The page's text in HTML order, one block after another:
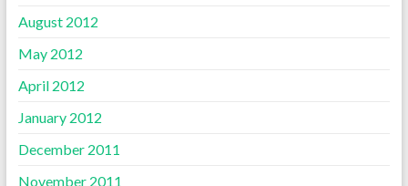
August 2012
May 2012
April 2012
January 2012
December 2011
November 2011